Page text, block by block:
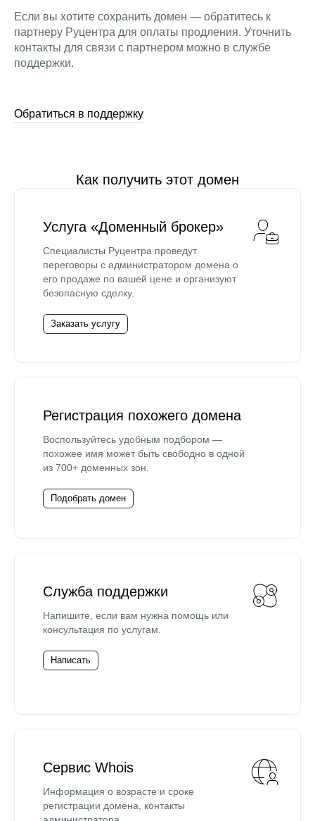
Если вы хотите сохранить домен — обратитесь к
партнеру Руцентра для оплаты продления. Уточнить
контакты для связи с партнером можно в службе
поддержки.
Обратиться в поддержку
Как получить этот домен
Услуга «Доменный брокер»
Специалисты Руцентра проведут
переговоры с администратором домена о
его продаже по вашей цене и организуют
безопасную сделку.
Заказать услугу
Регистрация похожего домена
Воспользуйтесь удобным подбором —
похожее имя может быть свободно в одной
из 700+ доменных зон.
Подобрать домен
Служба поддержки
Напишите, если вам нужна помощь или
консультация по услугам.
Написать
Сервис Whois
Информация о возрасте и сроке
регистрации домена, контакты